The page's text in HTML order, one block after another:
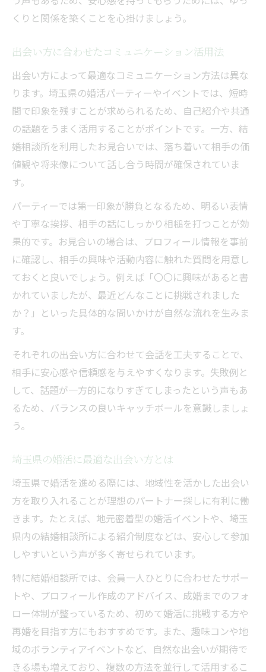
くりと関係を築くことを心掛けましょう。
出会い方に合わせたコミュニケーション活用法
出会い方によって最適なコミュニケーション方法は異な
ります。埼玉県の婚活パーティーやイベントでは、短時
間で印象を残すことが求められるため、自己紹介や共通
の話題をうまく活用することがポイントです。一方、結
婚相談所を利用したお見合いでは、落ち着いて相手の価
値観や将来像について話し合う時間が確保されていま
す。
パーティーでは第一印象が勝負となるため、明るい表情
や丁寧な挨拶、相手の話にしっかり相槌を打つことが効
果的です。お見合いの場合は、プロフィール情報を事前
に確認し、相手の興味や活動内容に触れた質問を用意し
ておくと良いでしょう。例えば「〇〇に興味があると書
かれていましたが、最近どんなことに挑戦されました
か？」といった具体的な問いかけが自然な流れを生みま
す。
それぞれの出会い方に合わせて会話を工夫することで、
相手に安心感や信頼感を与えやすくなります。失敗例と
して、話題が一方的になりすぎてしまったという声もあ
るため、バランスの良いキャッチボールを意識しましょ
う。
埼玉県の婚活に最適な出会い方とは
埼玉県で婚活を進める際には、地域性を活かした出会い
方を取り入れることが理想のパートナー探しに有利に働
きます。たとえば、地元密着型の婚活イベントや、埼玉
県内の結婚相談所による紹介制度などは、安心して参加
しやすいという声が多く寄せられています。
特に結婚相談所では、会員一人ひとりに合わせたサポー
トや、プロフィール作成のアドバイス、成婚までのフォ
ロー体制が整っているため、初めて婚活に挑戦する方や
再婚を目指す方にもおすすめです。また、趣味コンや地
域のボランティアイベントなど、自然な出会いが期待で
きる場も増えており、複数の方法を並行して活用するこ